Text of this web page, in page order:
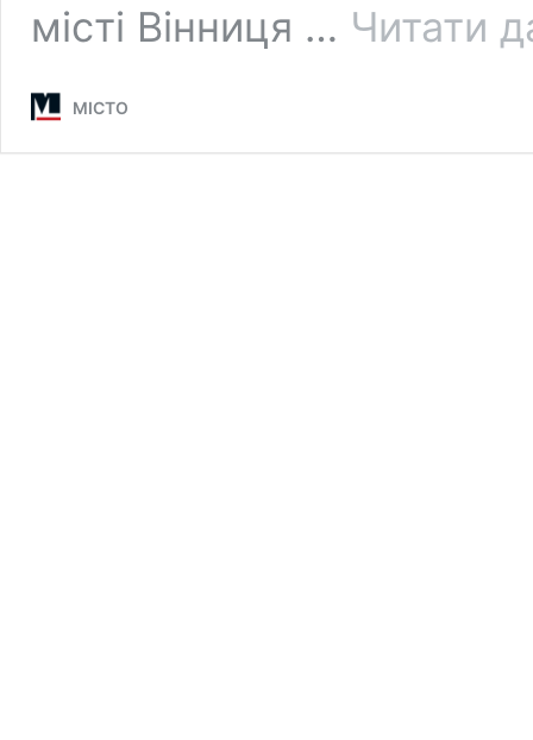
місті Вінниця … Читати
МІСТО